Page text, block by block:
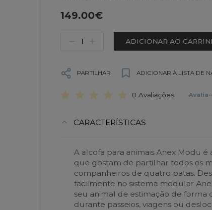
149.00€
ADICIONAR AO
PARTILHAR ADICIONAR À LISTA DE
0 Avaliações
CARACTERÍSTICAS
A alcofa para animais Anex Modu
que gostam de partilhar todos os
companheiros de quatro patas.
facilmente no sistema modular
seu animal de estimação de forma
durante passeios, viagens ou